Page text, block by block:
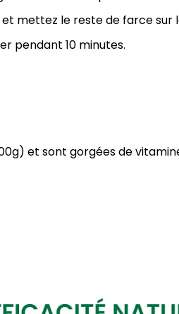
mettez le reste de farce sur
pendant 10 minutes.
et sont gorgées de